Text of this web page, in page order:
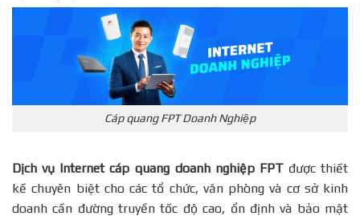
Cáp quang FPT Doanh Nghiệp
Dịch vụ Internet cáp quang doanh nghiệp FPTđược thiết
kế chuyên biệt cho các tổ chức, văn phòng và cơ sở kinh
doanh cần đường truyền tốc độ cao, ổn định và bảo mật